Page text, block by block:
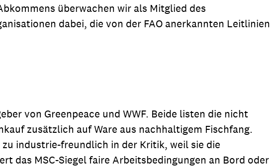
überwachen wir als Mitglied des
dabei, die von der FAO anerkannten Leitlinien
von Greenpeace und WWF. Beide listen die nicht
zusätzlich auf Ware aus nachhaltigem Fischfang.
industrie-freundlich in der Kritik, weil sie die
das MSC-Siegel faire Arbeitsbedingungen an Bord oder